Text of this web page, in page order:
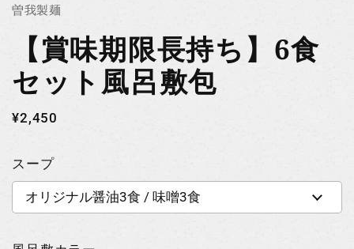
曽我製麺
【賞味期限長持ち】6食
セット風呂敷包
¥2,450
スープ